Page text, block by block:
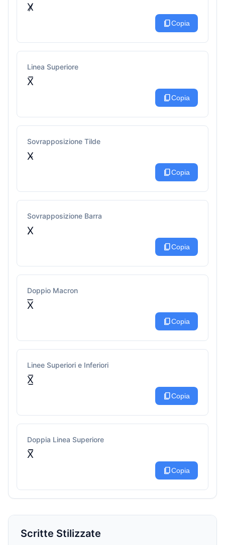
X̷
content_copyCopia
Linea Superiore
X̅
content_copyCopia
Sovrapposizione Tilde
X̴
content_copyCopia
Sovrapposizione Barra
X̸
content_copyCopia
Doppio Macron
X͞
content_copyCopia
Linee Superiori e Inferiori
X̲̅
content_copyCopia
Doppia Linea Superiore
X̅̅
content_copyCopia
Scritte Stilizzate